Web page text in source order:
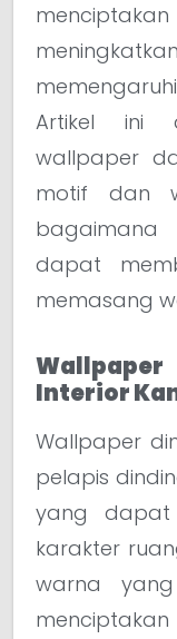
meningkatkan
Artikel ini
wallpaper
motif dan
bagaimana
dapat
memasang
Interior
Wallpaper
pelapis
yang dapat
karakter
warna